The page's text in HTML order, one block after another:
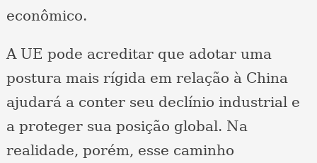
econômico.
A UE pode acreditar que adotar uma
postura mais rígida em relação à China
ajudará a conter seu declínio industrial e
a proteger sua posição global. Na
realidade, porém, esse caminho